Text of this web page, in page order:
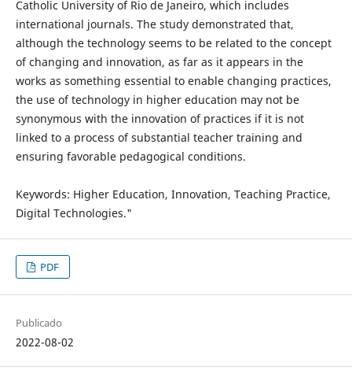
Catholic University of Rio de Janeiro, which includes
international journals. The study demonstrated that,
although the technology seems to be related to the concept
of changing and innovation, as far as it appears in the
works as something essential to enable changing practices,
the use of technology in higher education may not be
synonymous with the innovation of practices if it is not
linked to a process of substantial teacher training and
ensuring favorable pedagogical conditions.
Keywords: Higher Education, Innovation, Teaching Practice,
Digital Technologies."
PDF
Publicado
2022-08-02